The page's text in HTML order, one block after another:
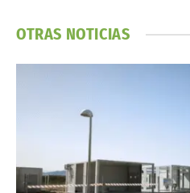
OTRAS NOTICIAS